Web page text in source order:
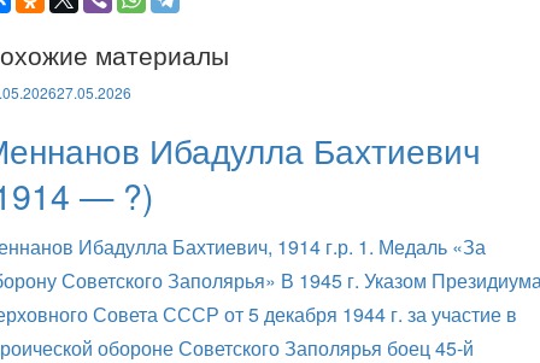
материалы
27.05.2026
Ибадулла Бахтиевич
— ?)
Ибадулла Бахтиевич, 1914 г.р. 1. Медаль «За
Советского Заполярья» В 1945 г. Указом
Совета СССР от 5 декабря 1944 г. за участие в
обороне Советского Заполярья боец 45-й